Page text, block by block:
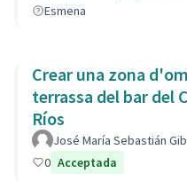
Esmena
Crear una zona
terrassa del bar del
Ríos
José María Sebastián
0 Acceptada